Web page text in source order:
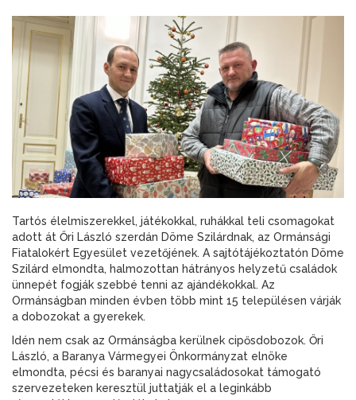
Tartós élelmiszerekkel, játékokkal, ruhákkal teli csomagokat
adott át Őri László szerdán Döme Szilárdnak, az Ormánsági
Fiatalokért Egyesület vezetőjének. A sajtótájékoztatón Döme
Szilárd elmondta, halmozottan hátrányos helyzetű családok
ünnepét fogják szebbé tenni az ajándékokkal. Az
Ormánságban minden évben több mint 15 településen várják
a dobozokat a gyerekek.
Idén nem csak az Ormánságba kerülnek cipősdobozok. Őri
László, a Baranya Vármegyei Önkormányzat elnöke
elmondta, pécsi és baranyai nagycsaládosokat támogató
szervezeteken keresztül juttatják el a leginkább